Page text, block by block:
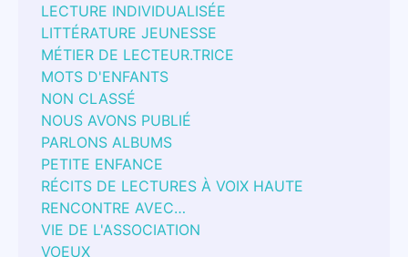
LECTURE INDIVIDUALISÉE
LITTÉRATURE JEUNESSE
MÉTIER DE LECTEUR.TRICE
MOTS D'ENFANTS
NON CLASSÉ
NOUS AVONS PUBLIÉ
PARLONS ALBUMS
PETITE ENFANCE
RÉCITS DE LECTURES À VOIX HAUTE
RENCONTRE AVEC…
VIE DE L'ASSOCIATION
VOEUX